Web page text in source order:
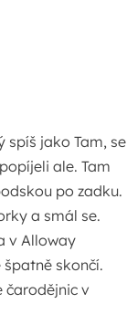
spíš jako Tam, se
ale. Tam
po zadku.
a smál se.
v Alloway
skončí.
čarodějnic v